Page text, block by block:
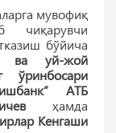
мувофиқ
чиқарувчи
бўйича
ва уй-жой
ўринбосари
АТБ
ҳамда
Кенгаши